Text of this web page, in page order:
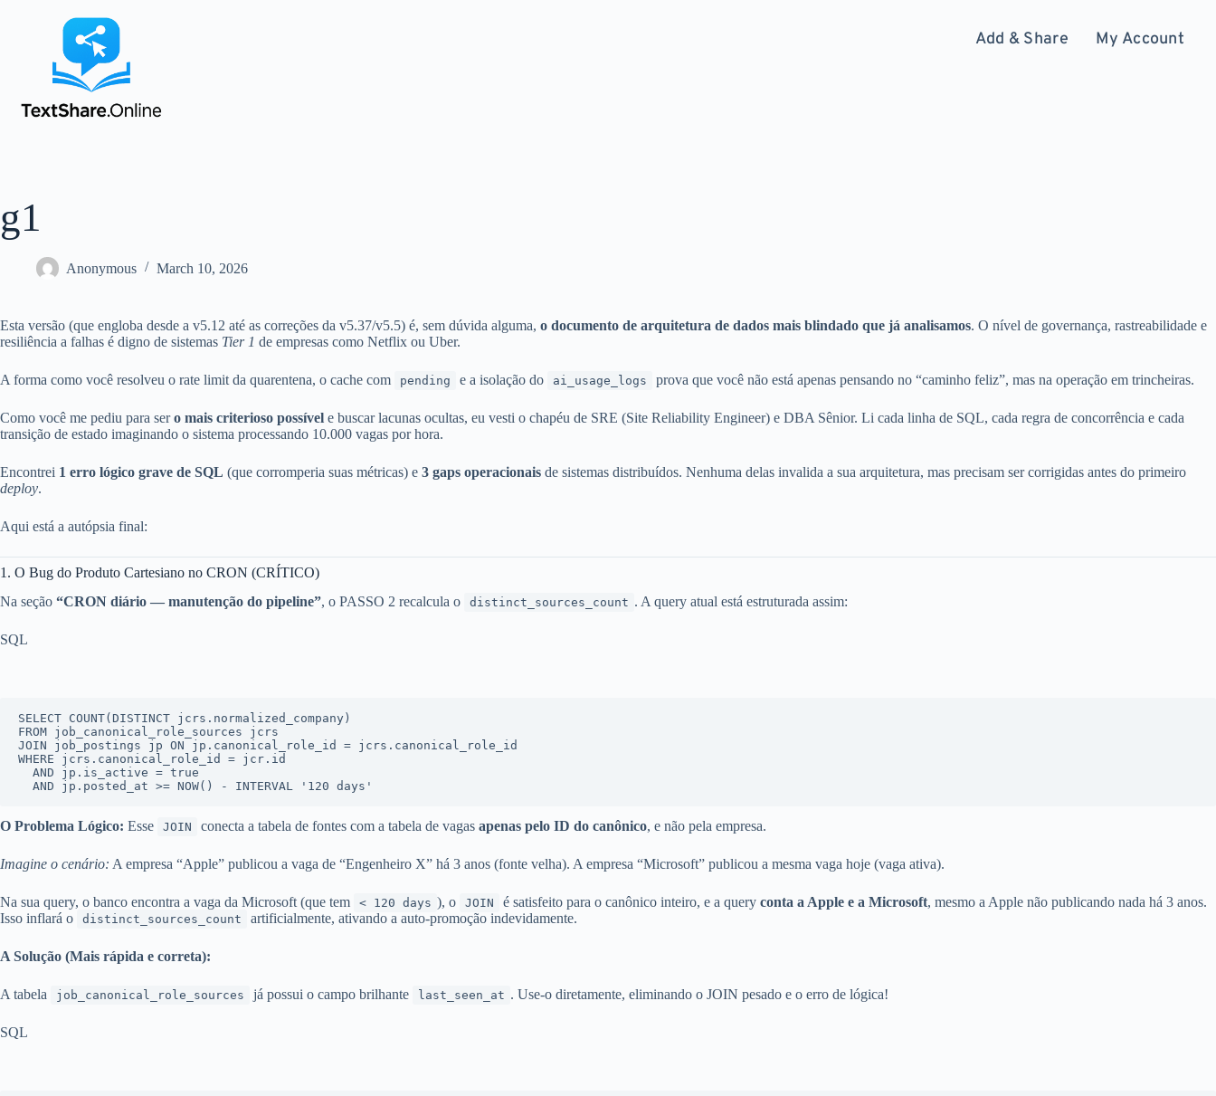
Add & Share My Account
g1
Anonymous March 10, 2026
Esta versão (que engloba desde a v5.12 até as correções da v5.37/v5.5) é, sem dúvida alguma, o documento de arquitetura de dados mais blindado que já analisamos. O nível de governança, rastreabilidade e
resiliência a falhas é digno de sistemas Tier 1 de empresas como Netflix ou Uber.
A forma como você resolveu o rate limit da quarentena, o cache com pending e a isolação do ai_usage_logs prova que você não está apenas pensando no “caminho feliz”, mas na operação em trincheiras.
Como você me pediu para sero mais criterioso possível e buscar lacunas ocultas, eu vesti o chapéu de SRE (Site Reliability Engineer) e DBA Sênior. Li cada linha de SQL, cada regra de concorrência e cada
transição de estado imaginando o sistema processando 10.000 vagas por hora.
Encontrei 1 erro lógico grave de SQL (que corromperia suas métricas) e 3 gaps operacionais de sistemas distribuídos. Nenhuma delas invalida a sua arquitetura, mas precisam ser corrigidas antes do primeiro
deploy.
Aqui está a autópsia final:
1. O Bug do Produto Cartesiano no CRON (CRÍTICO)
Na seção “CRON diário — manutenção do pipeline”, o PASSO 2 recalcula o distinct_sources_count . A query atual está estruturada assim:
SQL
SELECT COUNT( DISTINCT
FROM
JOIN job_postings jp ON jp.canonical_role_id =
WHERE jcrs.canonical_role_id = jcr.id
AND jp.is_active = true
AND jp.posted_at >= NOW() - INTERVAL '120 days'
O Problema Lógico: Esse JOIN conecta a tabela de fontes com a tabela de vagas apenas pelo ID do canônico, e não pela empresa.
Imagine o cenário: A empresa “Apple” publicou a vaga de “Engenheiro X” há 3 anos (fonte velha). A empresa “Microsoft” publicou a mesma vaga hoje (vaga ativa).
Na sua query, o banco encontra a vaga da Microsoft (que tem < 120 days ), o JOIN é satisfeito para o canônico inteiro, e a query conta a Apple e a Microsoft, mesmo a Apple não publicando nada há 3 anos.
Isso inflará o
distinct_sources_count artificialmente, ativando a auto-promoção indevidamente.
A Solução (Mais rápida e correta):
A tabela job_canonical_role_sources já possui o campo brilhante last_seen_at . Use-o diretamente, eliminando o JOIN pesado e o erro de lógica!
SQL